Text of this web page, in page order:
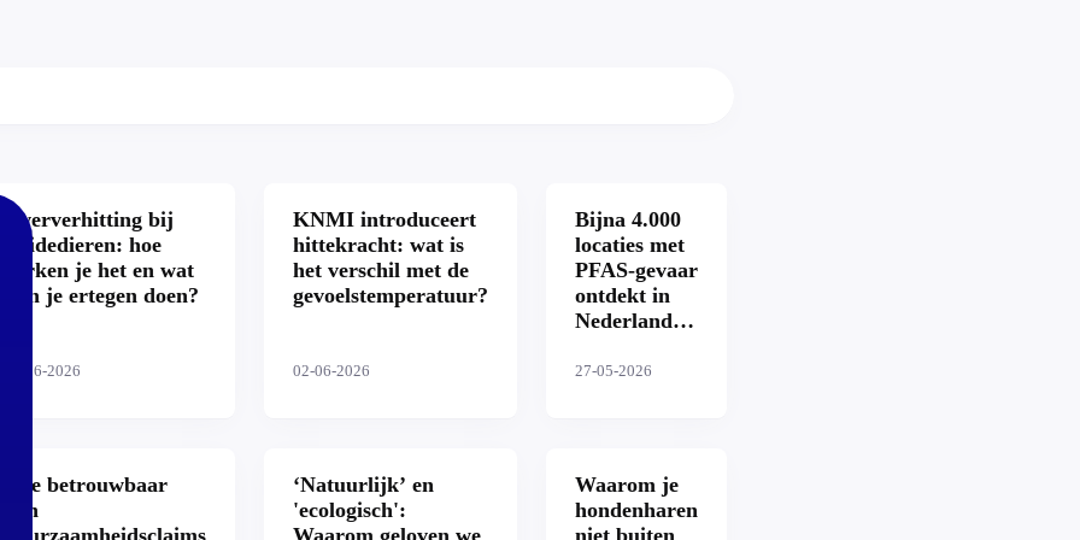
Oververhitting bij
weidedieren: hoe
herken je het en wat
kun je ertegen doen?
19-06-2026
KNMI introduceert
hittekracht: wat is
het verschil met de
gevoelstemperatuur?
02-06-2026
Bijna 4.000
locaties met
PFAS-gevaar
ontdekt in
Nederland:
risico's voor
27-05-2026
Hoe betrouwbaar
zijn
duurzaamheidsclaims
‘Natuurlijk’ en
'ecologisch':
Waarom geloven we
Waarom je
hondenharen
niet buiten